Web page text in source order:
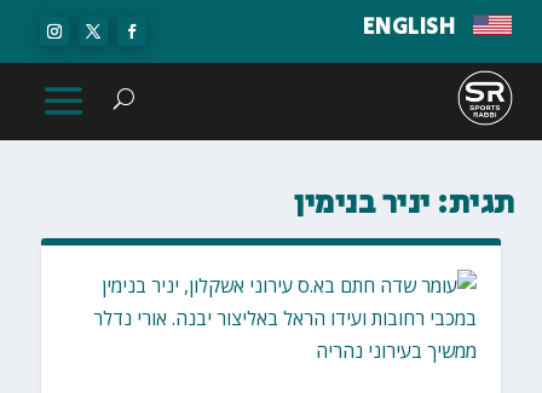
ENGLISH
תגית: יניר בנימין